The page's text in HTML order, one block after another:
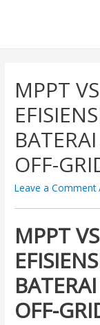
MPPT
OFF-
Leave a Comment
MPPT
OFF-